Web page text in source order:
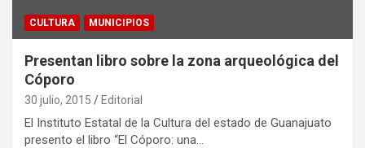
CULTURA MUNICIPIOS
Presentan libro sobre la zona arqueológica del
Cóporo
30 julio, 2015 Editorial
El Instituto Estatal de la Cultura del estado de Guanajuato
presento el libro “El Cóporo: una…